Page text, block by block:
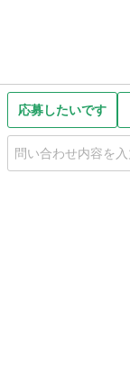
応募したいです